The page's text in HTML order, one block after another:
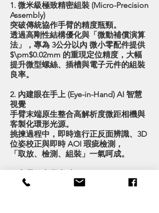
1. 微米級極致精密組裝 (Micro-Precision
Assembly)
突破傳統協作手臂的精度瓶頸。
透過高剛性結構優化與「微動補償演算
法」，專為 3公分以內 微小零配件提供
$\pm$0.02mm 的重現定位精度，大幅
提升微型螺絲、插槽與電子元件的組裝
良率。
2. 內建眼在手上 (Eye-in-Hand) AI 智慧
視覺
手臂末端原生整合高解析度微距相機與
客製化環形光源。
挑揀過程中，即時進行正反面辨識、3D
位姿校正與即時 AOI 瑕疵檢測，
「取放、檢測、組裝」一氣呵成。
能根據不同零件材質自動調整夾持力